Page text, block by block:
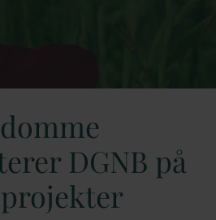
DGNB på